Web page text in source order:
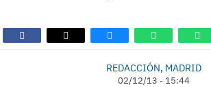
REDACCIÓN, MADRID
02/12/13 - 15:44